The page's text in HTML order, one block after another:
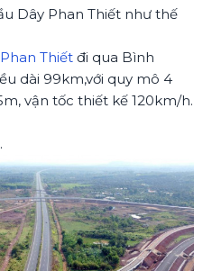
Dây Phan Thiết như thế
Thiết đi qua Bình
dài 99km,với quy mô 4
vận tốc thiết kế 120km/h.